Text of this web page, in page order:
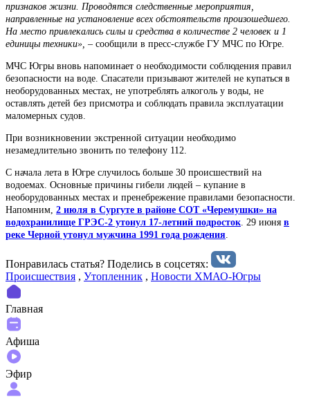
признаков жизни. Проводятся следственные мероприятия,
направленные на установление всех обстоятельств произошедшего.
На место привлекались силы и средства в количестве 2 человек и 1
единицы техники», – сообщили в пресс-службе ГУ МЧС по Югре.
МЧС Югры вновь напоминает о необходимости соблюдения правил
безопасности на воде. Спасатели призывают жителей не купаться в
необорудованных местах, не употреблять алкоголь у воды, не
оставлять детей без присмотра и соблюдать правила эксплуатации
маломерных судов.
При возникновении экстренной ситуации необходимо
незамедлительно звонить по телефону 112.
С начала лета в Югре случилось больше 30 происшествий на
водоемах. Основные причины гибели людей – купание в
необорудованных местах и пренебрежение правилами безопасности.
Напомним, 2 июля в Сургуте в районе СОТ «Черемушки» на
водохранилище ГРЭС-2 утонул 17-летний подросток . 29 июня в
реке Черной утонул мужчина 1991 года рождения
Понравилась статья? Поделиcь в соцсетях:
Происшествия , Утопленник , Новости ХМАО-Югры
Главная
Афиша
Эфир